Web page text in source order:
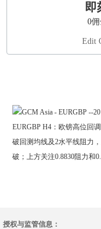
即
0
Edit
EURGBP H4：欧镑高位回
破回测均线及2水平线阻力
破；上方关注0.8830阻力和
授权与监管信息：